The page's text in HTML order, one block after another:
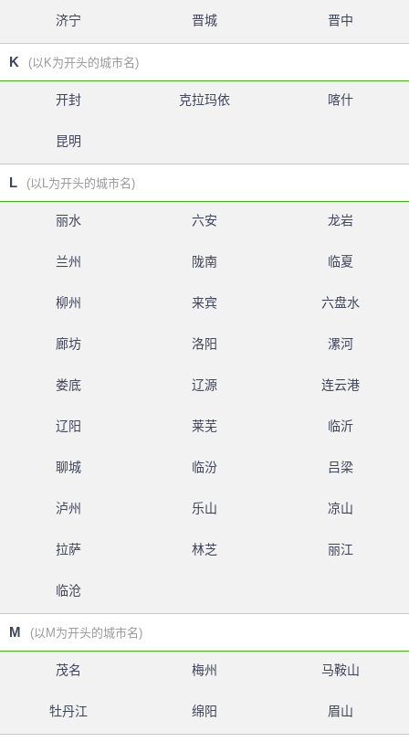
济宁 晋城 晋中
K (以K为开头的城市名)
开封 克拉玛依 喀什
昆明
L (以L为开头的城市名)
丽水 六安 龙岩
兰州 陇南 临夏
柳州 来宾 六盘水
廊坊 洛阳 漯河
娄底 辽源 连云港
辽阳 莱芜 临沂
聊城 临汾 吕梁
泸州 乐山 凉山
拉萨 林芝 丽江
临沧
M (以M为开头的城市名)
茂名 梅州 马鞍山
牡丹江 绵阳 眉山